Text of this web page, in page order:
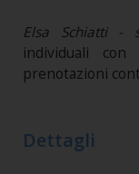
Elsa Schiatti -
individuali con
prenotazioni
Dettagli